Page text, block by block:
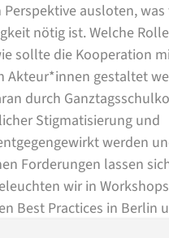
ausloten,
nötig ist. Welche
sollte die Kooperation
Akteur*innen gestaltet
durch
Stigmatisierung und
werden
Forderungen lassen
wir in
Best Practices in Berlin